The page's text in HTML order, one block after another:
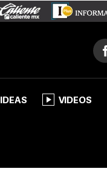
IDEAS VIDEOS